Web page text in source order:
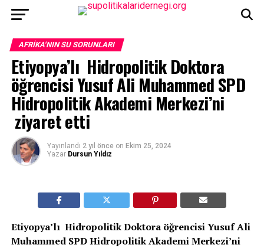
AFRIKA'NIN SU SORUNLARI
Etiyopya’lı Hidropolitik Doktora
öğrencisi Yusuf Ali Muhammed SPD
Hidropolitik Akademi Merkezi’ni
ziyaret etti
Yayınlandı 2 yıl önce on Ekim 25, 2024
Yazar Dursun Yıldız
Etiyopya’lı Hidropolitik Doktora öğrencisi Yusuf Ali
Muhammed SPD Hidropolitik Akademi Merkezi’ni